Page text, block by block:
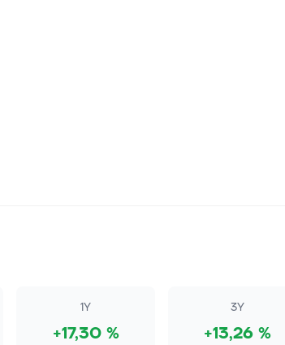
1Y
+17,30 %
3Y
+13,26 %